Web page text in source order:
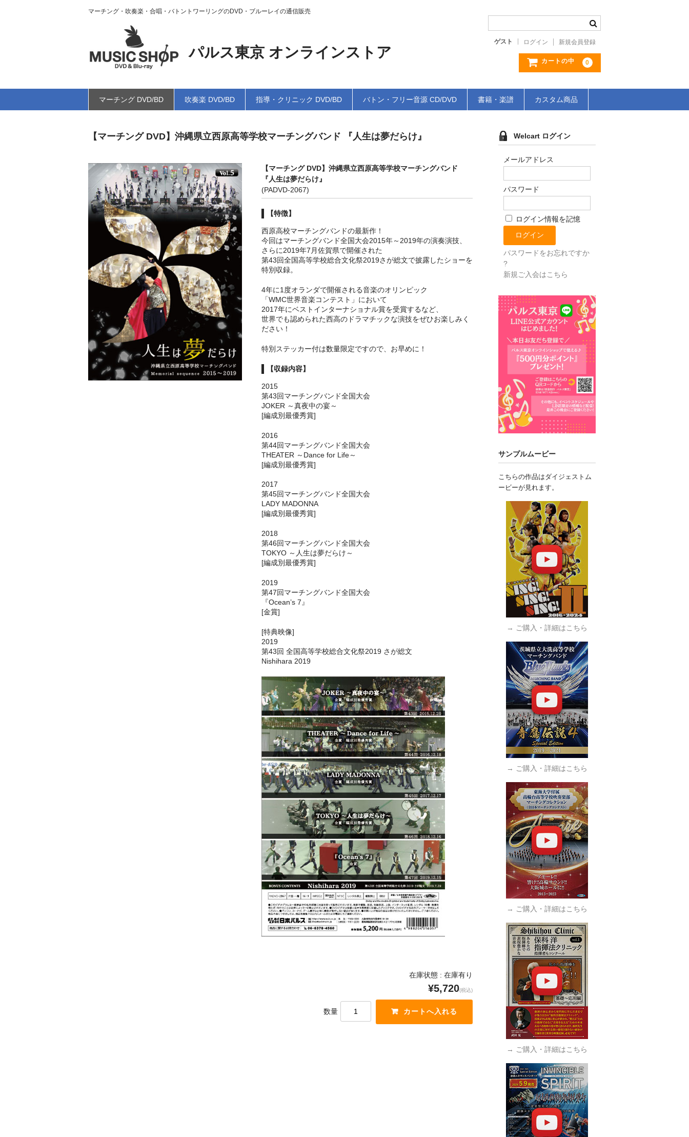
マーチング・吹奏楽・合唱・バトントワーリングのDVD・ブルーレイの通信販売
パルス東京 オンラインストア
ゲスト ログイン 新規会員登録
カートの中 0
マーチング DVD/BD 吹奏楽 DVD/BD 指導・クリニック DVD/BD バトン・フリー音源 CD/DVD 書籍・楽譜 カスタム商品
【マーチング DVD】沖縄県立西原高等学校マーチングバンド 『人生は夢だらけ』
【マーチング DVD】沖縄県立西原高等学校マーチングバンド
『人生は夢だらけ』
(PADVD-2067)
【特徴】
西原高校マーチングバンドの最新作！
今回はマーチングバンド全国大会2015年～2019年の演奏演技、
さらに2019年7月佐賀県で開催された
第43回全国高等学校総合文化祭2019さが総文で披露したショーを
特別収録。
4年に1度オランダで開催される音楽のオリンピック
「WMC世界音楽コンテスト」において
2017年にベストインターナショナル賞を受賞するなど、
世界でも認められた西高のドラマチックな演技をぜひお楽しみく
ださい！
特別ステッカー付は数量限定ですので、お早めに！
【収録内容】
2015
第43回マーチングバンド全国大会
JOKER ～真夜中の宴～
[編成別最優秀賞]
2016
第44回マーチングバンド全国大会
THEATER ～Dance for Life～
[編成別最優秀賞]
2017
第45回マーチングバンド全国大会
LADY MADONNA
[編成別最優秀賞]
2018
第46回マーチングバンド全国大会
TOKYO ～人生は夢だらけ～
[編成別最優秀賞]
2019
第47回マーチングバンド全国大会
『Ocean’s 7』
[金賞]
[特典映像]
2019
第43回 全国高等学校総合文化祭2019 さが総文
Nishihara 2019
在庫状態 : 在庫有り
¥5,720(税込)
数量
Welcart ログイン
メールアドレス
パスワード
ログイン情報を記憶
パスワードをお忘れですか
?
新規ご入会はこちら
サンプルムービー
こちらの作品はダイジェストム
ービーが見れます。
→ ご購入・詳細はこちら
→ ご購入・詳細はこちら
→ ご購入・詳細はこちら
→ ご購入・詳細はこちら